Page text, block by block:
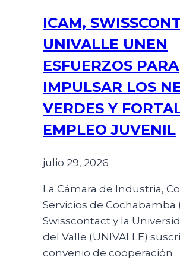
ICAM,
UNIVALLE UNEN
ESFUERZOS PARA
IMPULSAR LOS
VERDES Y
EMPLEO JUVENIL
julio 29, 2026
La Cámara de Industria,
Servicios de Cochabamba
Swisscontact y la
del Valle (UNIVALLE)
convenio de cooperación